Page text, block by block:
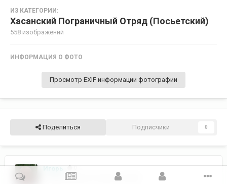
ИЗ КАТЕГОРИИ:
Хасанский Пограничный Отряд (Посьетский) ·
558 изображений
ИНФОРМАЦИЯ О ФОТО
Просмотр EXIF информации фотографии
Поделиться Подписчики 0
Игорь 0
Опубликовано 27 августа, 2007